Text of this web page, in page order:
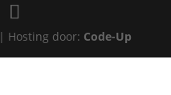
| Hosting door: Code-Up